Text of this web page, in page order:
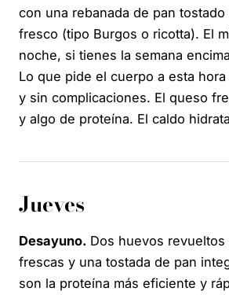
con una rebanada de pan
fresco (tipo Burgos o ricotta). El
noche, si tienes la semana
Lo que pide el cuerpo a esta
y sin complicaciones. El queso
y algo de proteína. El caldo
Jueves
Desayuno. Dos huevos revueltos
frescas y una tostada de pan
son la proteína más eficiente y